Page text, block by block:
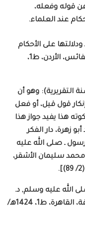
قوله وفعله،
عند العلماء.
على الأحكام
الشرعية, د. محمد سليمان الأشقر، دار النفائس، الأردن، ط1،
التقريرية): وهو أن
قول قيل، أو فعل
هذا يفيد جواز هذا
زهرة، دار الفكر
ص101. أفعال الرسول ـ صلى الله عليه
محمد سليمان الأشقر،
الله عليه وسلم, د.
عماد السيد الشربيني، مطابع دار الصحيفة، القاهرة، ط1، 1424هـ/